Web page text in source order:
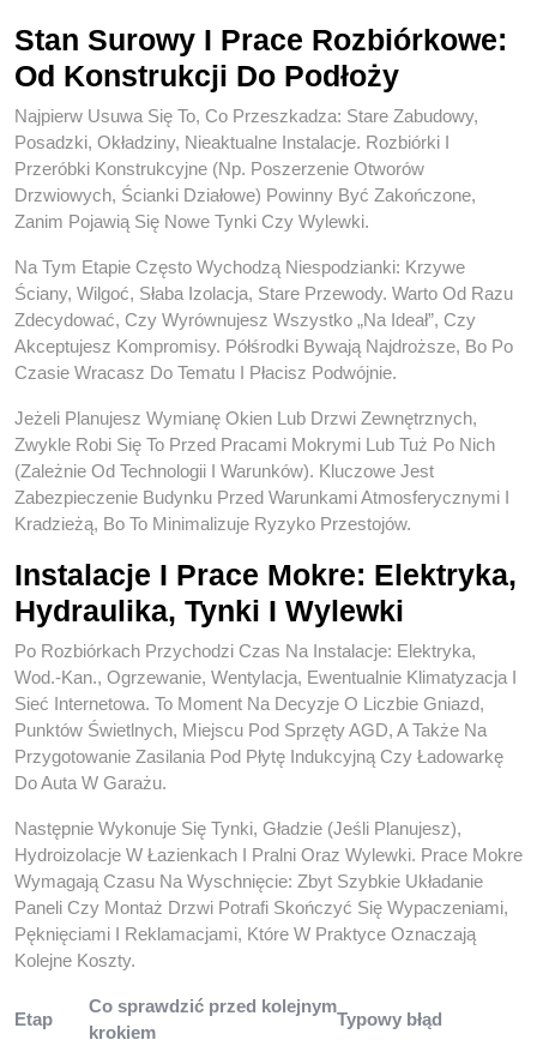
Stan Surowy I Prace Rozbiórkowe:
Od Konstrukcji Do Podłoży
Najpierw Usuwa Się To, Co Przeszkadza: Stare Zabudowy,
Posadzki, Okładziny, Nieaktualne Instalacje. Rozbiórki I
Przeróbki Konstrukcyjne (np. Poszerzenie Otworów
Drzwiowych, Ścianki Działowe) Powinny Być Zakończone,
Zanim Pojawią Się Nowe Tynki Czy Wylewki.
Na Tym Etapie Często Wychodzą Niespodzianki: Krzywe
Ściany, Wilgoć, Słaba Izolacja, Stare Przewody. Warto Od Razu
Zdecydować, Czy Wyrównujesz Wszystko „na Ideał”, Czy
Akceptujesz Kompromisy. Półśrodki Bywają Najdroższe, Bo Po
Czasie Wracasz Do Tematu I Płacisz Podwójnie.
Jeżeli Planujesz Wymianę Okien Lub Drzwi Zewnętrznych,
Zwykle Robi Się To Przed Pracami Mokrymi Lub Tuż Po Nich
(zależnie Od Technologii I Warunków). Kluczowe Jest
Zabezpieczenie Budynku Przed Warunkami Atmosferycznymi I
Kradzieżą, Bo To Minimalizuje Ryzyko Przestojów.
Instalacje I Prace Mokre: Elektryka,
Hydraulika, Tynki I Wylewki
Po Rozbiórkach Przychodzi Czas Na Instalacje: Elektryka,
Wod.-Kan., Ogrzewanie, Wentylacja, Ewentualnie Klimatyzacja I
Sieć Internetowa. To Moment Na Decyzje O Liczbie Gniazd,
Punktów Świetlnych, Miejscu Pod Sprzęty AGD, A Także Na
Przygotowanie Zasilania Pod Płytę Indukcyjną Czy Ładowarkę
Do Auta W Garażu.
Następnie Wykonuje Się Tynki, Gładzie (jeśli Planujesz),
Hydroizolacje W Łazienkach I Pralni Oraz Wylewki. Prace Mokre
Wymagają Czasu Na Wyschnięcie: Zbyt Szybkie Układanie
Paneli Czy Montaż Drzwi Potrafi Skończyć Się Wypaczeniami,
Pęknięciami I Reklamacjami, Które W Praktyce Oznaczają
Kolejne Koszty.
Etap
Co sprawdzić przed kolejnym
krokiem
Typowy błąd